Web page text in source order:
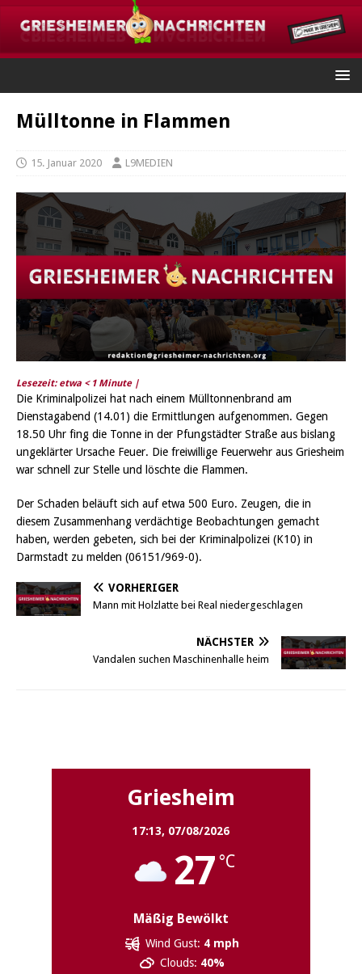
Mülltonne in Flammen
15. Januar 2020 L9MEDIEN
Lesezeit: etwa < 1 Minute |
Die Kriminalpolizei hat nach einem Mülltonnenbrand am
Dienstagabend (14.01) die Ermittlungen aufgenommen. Gegen
18.50 Uhr fing die Tonne in der Pfungstädter Straße aus bislang
ungeklärter Ursache Feuer. Die freiwillige Feuerwehr aus Griesheim
war schnell zur Stelle und löschte die Flammen.
Der Schaden beläuft sich auf etwa 500 Euro. Zeugen, die in
diesem Zusammenhang verdächtige Beobachtungen gemacht
haben, werden gebeten, sich bei der Kriminalpolizei (K10) in
Darmstadt zu melden (06151/969-0).
VORHERIGER
Mann mit Holzlatte bei Real niedergeschlagen
NÄCHSTER
Vandalen suchen Maschinenhalle heim
Griesheim
17:13, 07/08/2026
27 °C
Mäßig Bewölkt
Wind Gust: 4 mph
Clouds: 40%